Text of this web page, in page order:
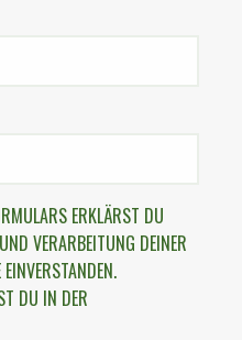
ERKLÄRST DU
VERARBEITUNG DEINER
DU IN DER